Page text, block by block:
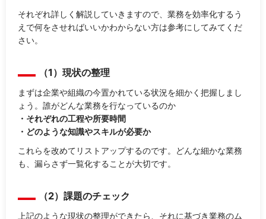
それぞれ詳しく解説していきますので、業務を効率化するう
えで何をさせればいいかわからない方は参考にしてみてくだ
さい。
（1）現状の整理
まずは企業や組織の今置かれている状況を細かく把握しまし
ょう。誰がどんな業務を行なっているのか
・それぞれの工程や所要時間
・どのような知識やスキルが必要か
これらを改めてリストアップするのです。どんな細かな業務
も、漏らさず一覧化することが大切です。
（2）課題のチェック
上記のような現状の整理ができたら、それに基づき業務のム